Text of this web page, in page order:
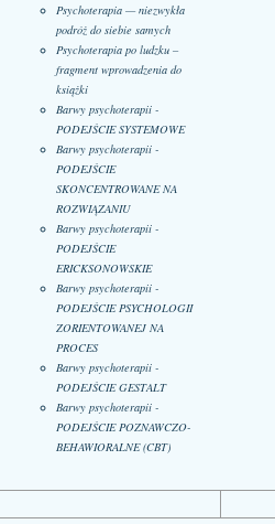
Psychoterapia — niezwykła
podróż do siebie samych
Psychoterapia po ludzku –
fragment wprowadzenia do
książki
Barwy psychoterapii -
PODEJŚCIE SYSTEMOWE
Barwy psychoterapii -
PODEJŚCIE
SKONCENTROWANE NA
ROZWIĄZANIU
Barwy psychoterapii -
PODEJŚCIE
ERICKSONOWSKIE
Barwy psychoterapii -
PODEJŚCIE PSYCHOLOGII
ZORIENTOWANEJ NA
PROCES
Barwy psychoterapii -
PODEJŚCIE GESTALT
Barwy psychoterapii -
PODEJŚCIE POZNAWCZO-
BEHAWIORALNE (CBT)